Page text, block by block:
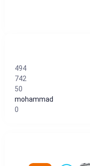
494
742
50
mohammad
0